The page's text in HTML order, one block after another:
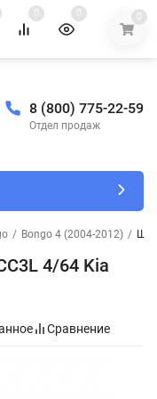
0 0 0
8 (800) 775-22-59
Отдел продаж
/ Bongo 4 (2004-2012) /
4/64 Kia
Сравнение